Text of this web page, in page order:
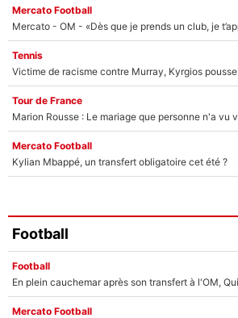
Mercato Football
Tennis
Tour de France
Marion Rousse : Le mariage que personne n'a vu
Mercato Football
Kylian Mbappé, un transfert obligatoire cet été ?
Football
Football
Mercato Football